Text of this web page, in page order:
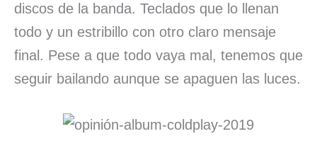
discos de la banda. Teclados que lo llenan
todo y un estribillo con otro claro mensaje
final. Pese a que todo vaya mal, tenemos que
seguir bailando aunque se apaguen las luces.